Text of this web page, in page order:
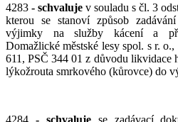
4283 - schvaluje v souladu s čl. 3
kterou se stanoví způsob
výjimky na služby kácení a
Domažlické městské lesy spol. s r.
611, PSČ 344 01 z důvodu likvidace
lýkožrouta smrkového (kůrovce) do